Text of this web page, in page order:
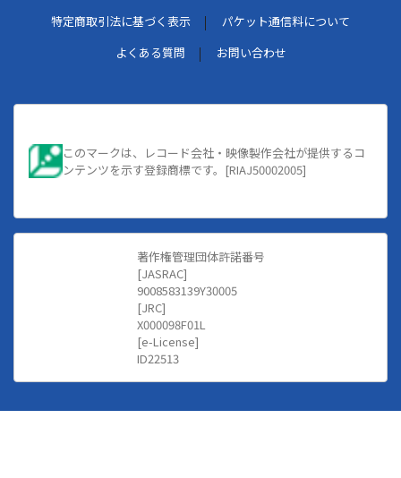
特定商取引法に基づく表示
パケット通信料について
よくある質問
お問い合わせ
このマークは、レコード会社・映像製作会社が提供するコ
ンテンツを示す登録商標です。[RIAJ50002005]
著作権管理団体許諾番号
[JASRAC]
9008583139Y30005
[JRC]
X000098F01L
[e-License]
ID22513